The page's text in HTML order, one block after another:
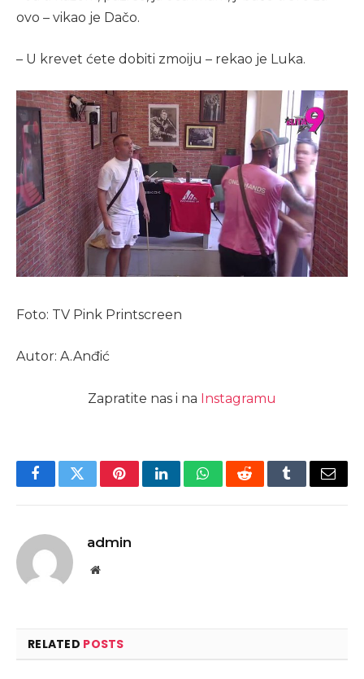
ovo – vikao je Dačo.
– U krevet ćete dobiti zmoiju – rekao je Luka.
Foto: TV Pink Printscreen
Autor: A.Anđić
Zapratite nas i na Instagramu
FacebookTwitterPinterestLinkedInWhatsAppRedditTumblrEmail
admin
Website
RELATED POSTS